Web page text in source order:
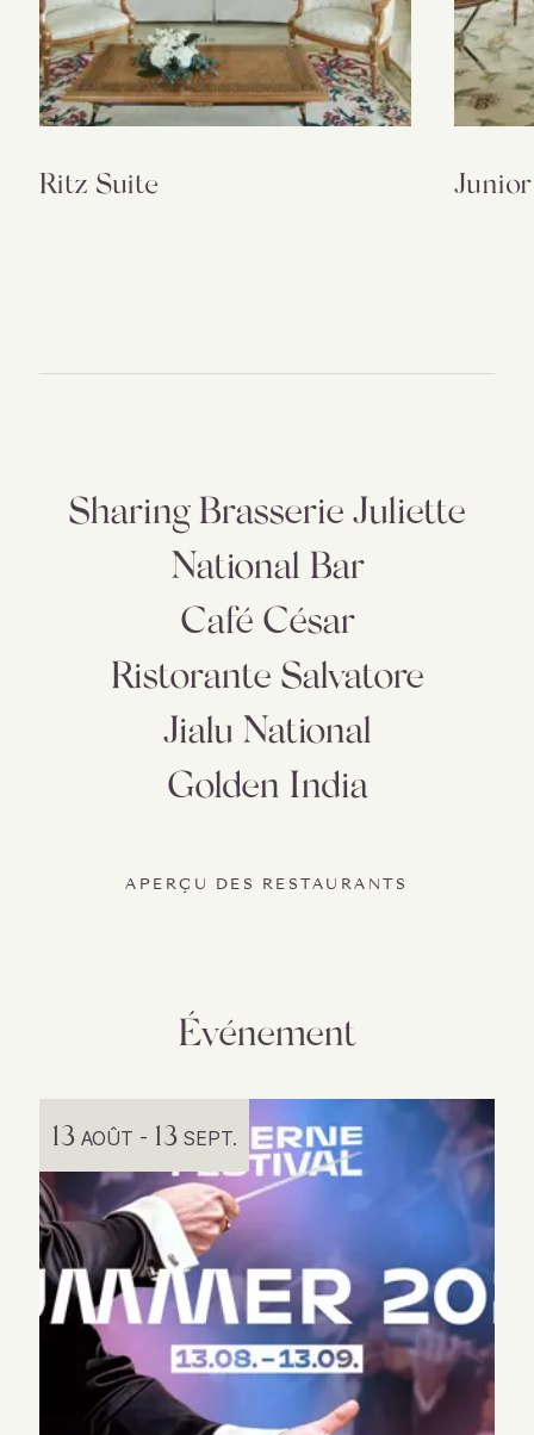
Ritz Suite
Sharing Brasserie Juliette
National Bar
Café César
Ristorante Salvatore
Jialu National
Golden India
APERÇU DES RESTAURANTS
Événement
13AOÛT - 13SEPT.